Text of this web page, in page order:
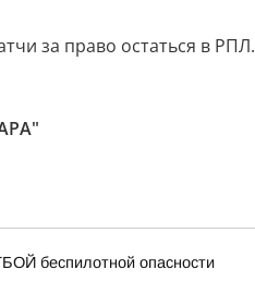
за право остаться в РПЛ.
беспилотной опасности